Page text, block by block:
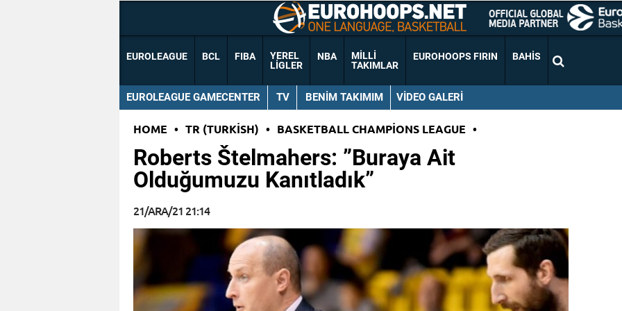
EUROLEAGUE BCL FIBA
YEREL
LIGLER
NBA
MILLI
TAKIMLAR
EUROHOOPS FIRIN BAHIS
EUROLEAGUE GAMECENTER TV BENIM TAKIMIM VIDEO GALERI
HOME • TR (TURKISH) • BASKETBALL CHAMPIONS LEAGUE •
Roberts Štelmahers: ”Buraya Ait
Olduğumuzu Kanıtladık”
21/ARA/21 21:14